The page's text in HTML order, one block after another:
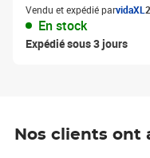
Vendu et expédié parvidaXL
En stock
Expédié sous 3 jours
Nos clients ont